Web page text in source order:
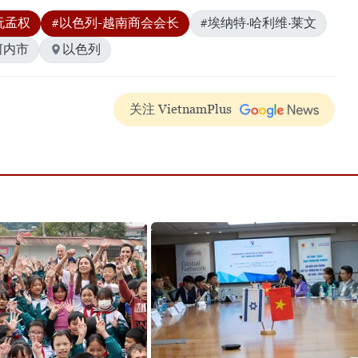
孟权 #以色列-越南商会会长
#埃纳特·哈利维·莱文
内市
以色列
关注 VietnamPlus